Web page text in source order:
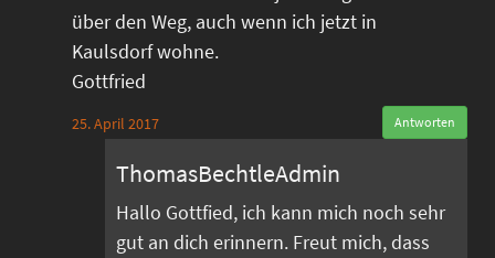
über den Weg, auch wenn ich jetzt in
Kaulsdorf wohne.
Gottfried
25. April 2017 Antworten
ThomasBechtleAdmin
Hallo Gottfied, ich kann mich noch sehr
gut an dich erinnern. Freut mich, dass